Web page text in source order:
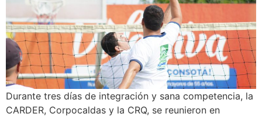
Durante tres días de integración y sana competencia, la
CARDER, Corpocaldas y la CRQ, se reunieron en